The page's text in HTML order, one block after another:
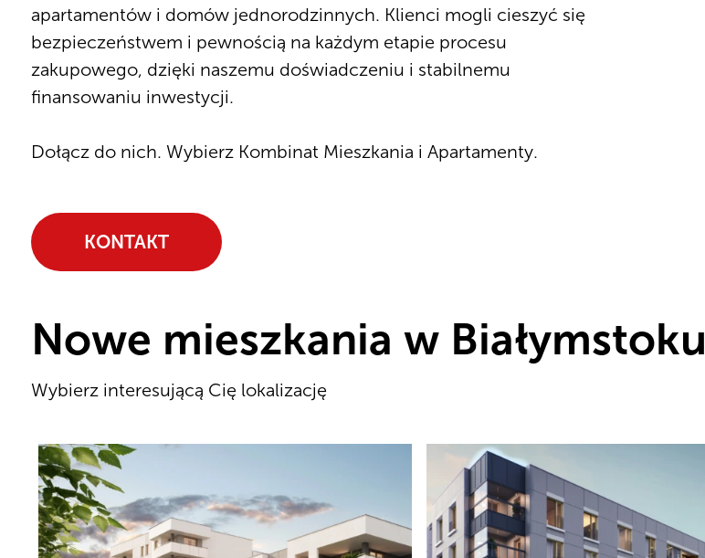
apartamentów i domów jednorodzinnych. Klienci mogli cieszyć się
bezpieczeństwem i pewnością na każdym etapie procesu
zakupowego, dzięki naszemu doświadczeniu i stabilnemu
finansowaniu inwestycji.
Dołącz do nich. Wybierz Kombinat Mieszkania i Apartamenty.
KONTAKT
Nowe mieszkania w Białymstoku
Wybierz interesującą Cię lokalizację